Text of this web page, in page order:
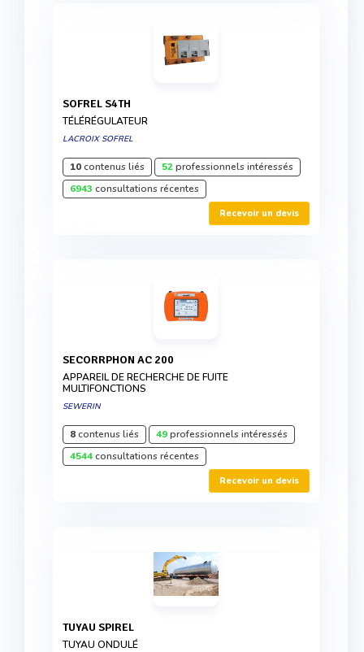
SOFREL S4TH
TÉLÉRÉGULATEUR
LACROIX SOFREL
10contenus liés 52professionnels intéressés
6943 consultations récentes
Recevoir un devis
SECORRPHON AC 200
APPAREIL DE RECHERCHE DE FUITE
MULTIFONCTIONS
SEWERIN
8contenus liés 49professionnels intéressés
4544consultations récentes
Recevoir un devis
TUYAU SPIREL
TUYAU ONDULÉ